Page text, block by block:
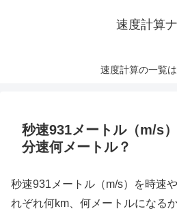
速度計算
速度計算の一覧
秒速931メートル（m/s
分速何メートル？
秒速931メートル（m/s）を時速
れぞれ何km、何メートルになる